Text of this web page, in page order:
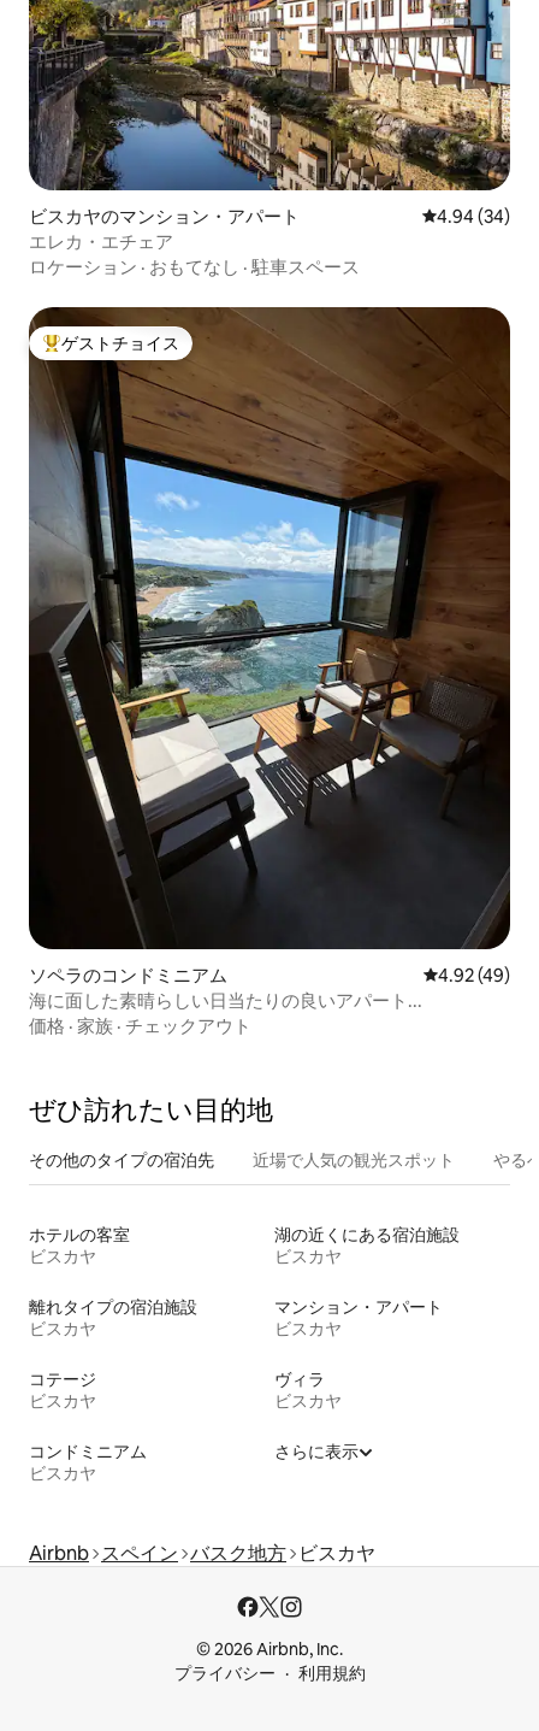
ビスカヤのマンション・アパート レビュー34
4.94 (34)
エレカ・エチェア
ロケーション · おもてなし · 駐車スペース
大好評のゲストチョイスです。
ゲストチョイス
ソペラのコンドミニアム レビュー49
4.92 (49)
海に面した素晴らしい日当たりの良いアパート...
価格 · 家族 · チェックアウト
ぜひ訪⁠れ⁠た⁠い目⁠的⁠地
その他のタ⁠イ⁠プ⁠の宿⁠泊⁠先 近場で人気の観光スポット やる
ホテルの客室
ビスカヤ
湖の近くにある宿泊施設
ビスカヤ
離れタイプの宿泊施設
ビスカヤ
マンション・アパート
ビスカヤ
コテージ
ビスカヤ
ヴィラ
ビスカヤ
コンドミニアム
ビスカヤ
さらに表示
Airbnb スペイン バスク地方 ビスカヤ
© 2026 Airbnb, Inc.
プライバシー
利用規約